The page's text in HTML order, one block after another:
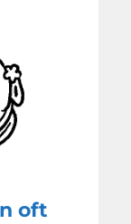
oft